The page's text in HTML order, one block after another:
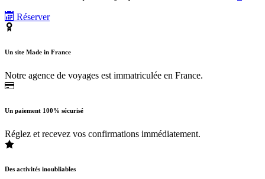
Réserver
Un site Made in France
Notre agence de voyages est immatriculée en France.
Un paiement 100% sécurisé
Réglez et recevez vos confirmations immédiatement.
Des activités inoubliables